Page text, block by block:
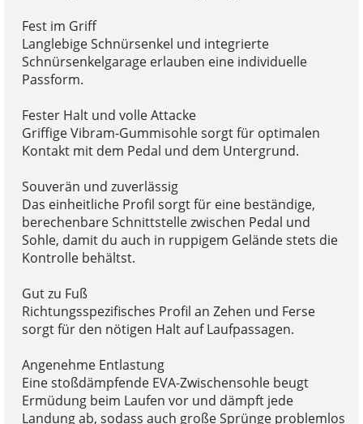
Fest im Griff
Langlebige Schnürsenkel und integrierte
Schnürsenkelgarage erlauben eine individuelle
Passform.
Fester Halt und volle Attacke
Griffige Vibram-Gummisohle sorgt für optimalen
Kontakt mit dem Pedal und dem Untergrund.
Souverän und zuverlässig
Das einheitliche Profil sorgt für eine beständige,
berechenbare Schnittstelle zwischen Pedal und
Sohle, damit du auch in ruppigem Gelände stets die
Kontrolle behältst.
Gut zu Fuß
Richtungsspezifisches Profil an Zehen und Ferse
sorgt für den nötigen Halt auf Laufpassagen.
Angenehme Entlastung
Eine stoßdämpfende EVA-Zwischensohle beugt
Ermüdung beim Laufen vor und dämpft jede
Landung ab, sodass auch große Sprünge problemlos